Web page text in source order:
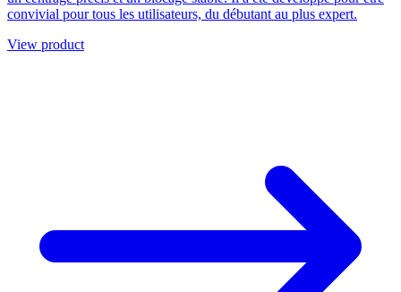
convivial pour tous les utilisateurs, du débutant au plus expert.
View product